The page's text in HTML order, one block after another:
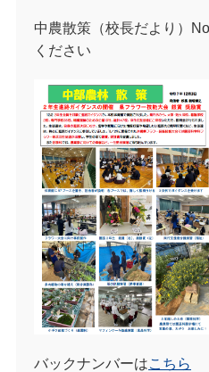
中農散策（校長だより）
ください
バックナンバーはこちら